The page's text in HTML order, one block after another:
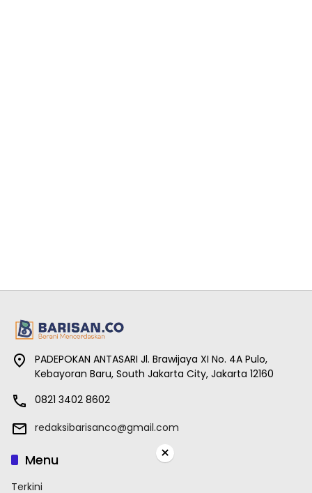
PADEPOKAN ANTASARI Jl. Brawijaya XI No. 4A Pulo,
Kebayoran Baru, South Jakarta City, Jakarta 12160
0821 3402 8602
redaksibarisanco@gmail.com
Menu
Terkini
×